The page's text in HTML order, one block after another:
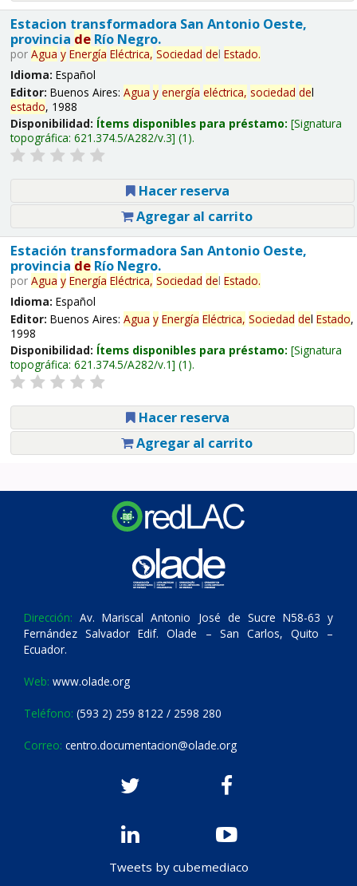
Estacion transformadora San Antonio Oeste,
provincia deRío Negro.
por Agua y Energía Eléctrica, Sociedad del Estado.
Idioma: Español
Editor: Buenos Aires: Agua y energía eléctrica, sociedad del
estado, 1988
Disponibilidad: Ítems disponibles para préstamo: Signatura
topográfica: 621.374.5/A282/v.3 (1).
Hacer reserva
Agregar al carrito
Estación transformadora San Antonio Oeste,
provincia deRío Negro.
por Agua y Energía Eléctrica, Sociedad del Estado.
Idioma: Español
Editor: Buenos Aires: Agua y Energía Eléctrica, Sociedad del Estado,
1998
Disponibilidad: Ítems disponibles para préstamo: Signatura
topográfica: 621.374.5/A282/v.1 (1).
Hacer reserva
Agregar al carrito
Dirección: Av. Mariscal Antonio José de Sucre N58-63 y
Fernández Salvador Edif. Olade – San Carlos, Quito –
Ecuador.
Web: www.olade.org
Teléfono: (593 2) 259 8122 / 2598 280
Correo: centro.documentacion@olade.org
Tweets by cubemediaco